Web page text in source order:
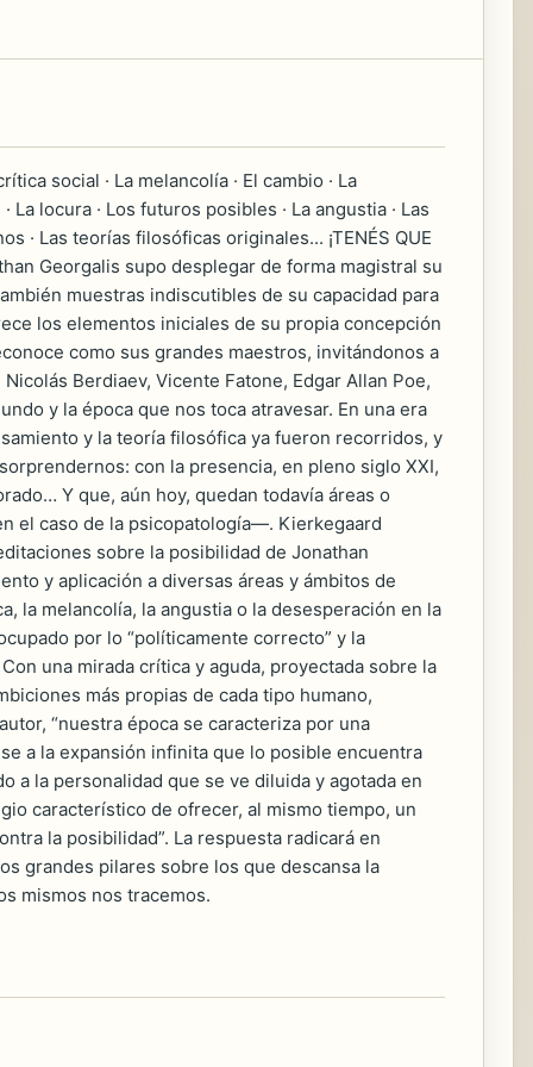
social · La melancolía · El cambio · La
locura · Los futuros posibles · La angustia · Las
· Las teorías filosóficas originales... ¡TENÉS QUE
Georgalis supo desplegar de forma magistral su
muestras indiscutibles de su capacidad para
los elementos iniciales de su propia concepción
como sus grandes maestros, invitándonos a
Berdiaev, Vicente Fatone, Edgar Allan Poe,
y la época que nos toca atravesar. En una era
y la teoría filosófica ya fueron recorridos, y
con la presencia, en pleno siglo XXI,
Y que, aún hoy, quedan todavía áreas o
el caso de la psicopatología—. Kierkegaard
sobre la posibilidad de Jonathan
y aplicación a diversas áreas y ámbitos de
la melancolía, la angustia o la desesperación en la
por lo “políticamente correcto” y la
una mirada crítica y aguda, proyectada sobre la
más propias de cada tipo humano,
“nuestra época se caracteriza por una
a la expansión infinita que lo posible encuentra
a la personalidad que se ve diluida y agotada en
característico de ofrecer, al mismo tiempo, un
la posibilidad”. La respuesta radicará en
grandes pilares sobre los que descansa la
mismos nos tracemos.